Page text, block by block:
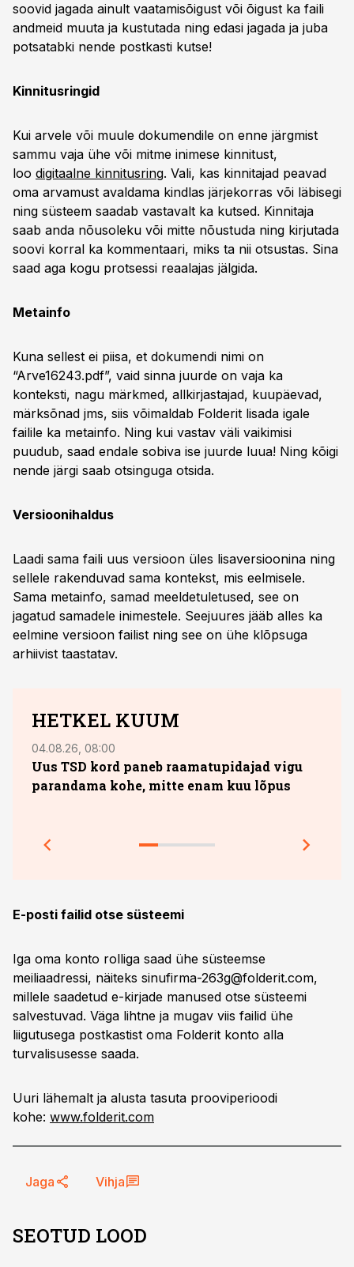
soovid jagada ainult vaatamisõigust või õigust ka faili
andmeid muuta ja kustutada ning edasi jagada ja juba
potsatabki nende postkasti kutse!
Kinnitusringid
Kui arvele või muule dokumendile on enne järgmist
sammu vaja ühe või mitme inimese kinnitust,
loo digitaalne kinnitusring. Vali, kas kinnitajad peavad
oma arvamust avaldama kindlas järjekorras või läbisegi
ning süsteem saadab vastavalt ka kutsed. Kinnitaja
saab anda nõusoleku või mitte nõustuda ning kirjutada
soovi korral ka kommentaari, miks ta nii otsustas. Sina
saad aga kogu protsessi reaalajas jälgida.
Metainfo
Kuna sellest ei piisa, et dokumendi nimi on
“Arve16243.pdf”, vaid sinna juurde on vaja ka
konteksti, nagu märkmed, allkirjastajad, kuupäevad,
märksõnad jms, siis võimaldab Folderit lisada igale
failile ka metainfo. Ning kui vastav väli vaikimisi
puudub, saad endale sobiva ise juurde luua! Ning kõigi
nende järgi saab otsinguga otsida.
Versioonihaldus
Laadi sama faili uus versioon üles lisaversioonina ning
sellele rakenduvad sama kontekst, mis eelmisele.
Sama metainfo, samad meeldetuletused, see on
jagatud samadele inimestele. Seejuures jääb alles ka
eelmine versioon failist ning see on ühe klõpsuga
arhiivist taastatav.
HETKEL KUUM
04.08.26, 08:00
Uus TSD kord paneb raamatupidajad vigu
parandama kohe, mitte enam kuu lõpus
E-posti failid otse süsteemi
Iga oma konto rolliga saad ühe süsteemse
meiliaadressi, näiteks sinufirma-263g@folderit.com,
millele saadetud e-kirjade manused otse süsteemi
salvestuvad. Väga lihtne ja mugav viis failid ühe
liigutusega postkastist oma Folderit konto alla
turvalisusesse saada.
Uuri lähemalt ja alusta tasuta prooviperioodi
kohe: www.folderit.com
Jaga Vihja
SEOTUD LOOD